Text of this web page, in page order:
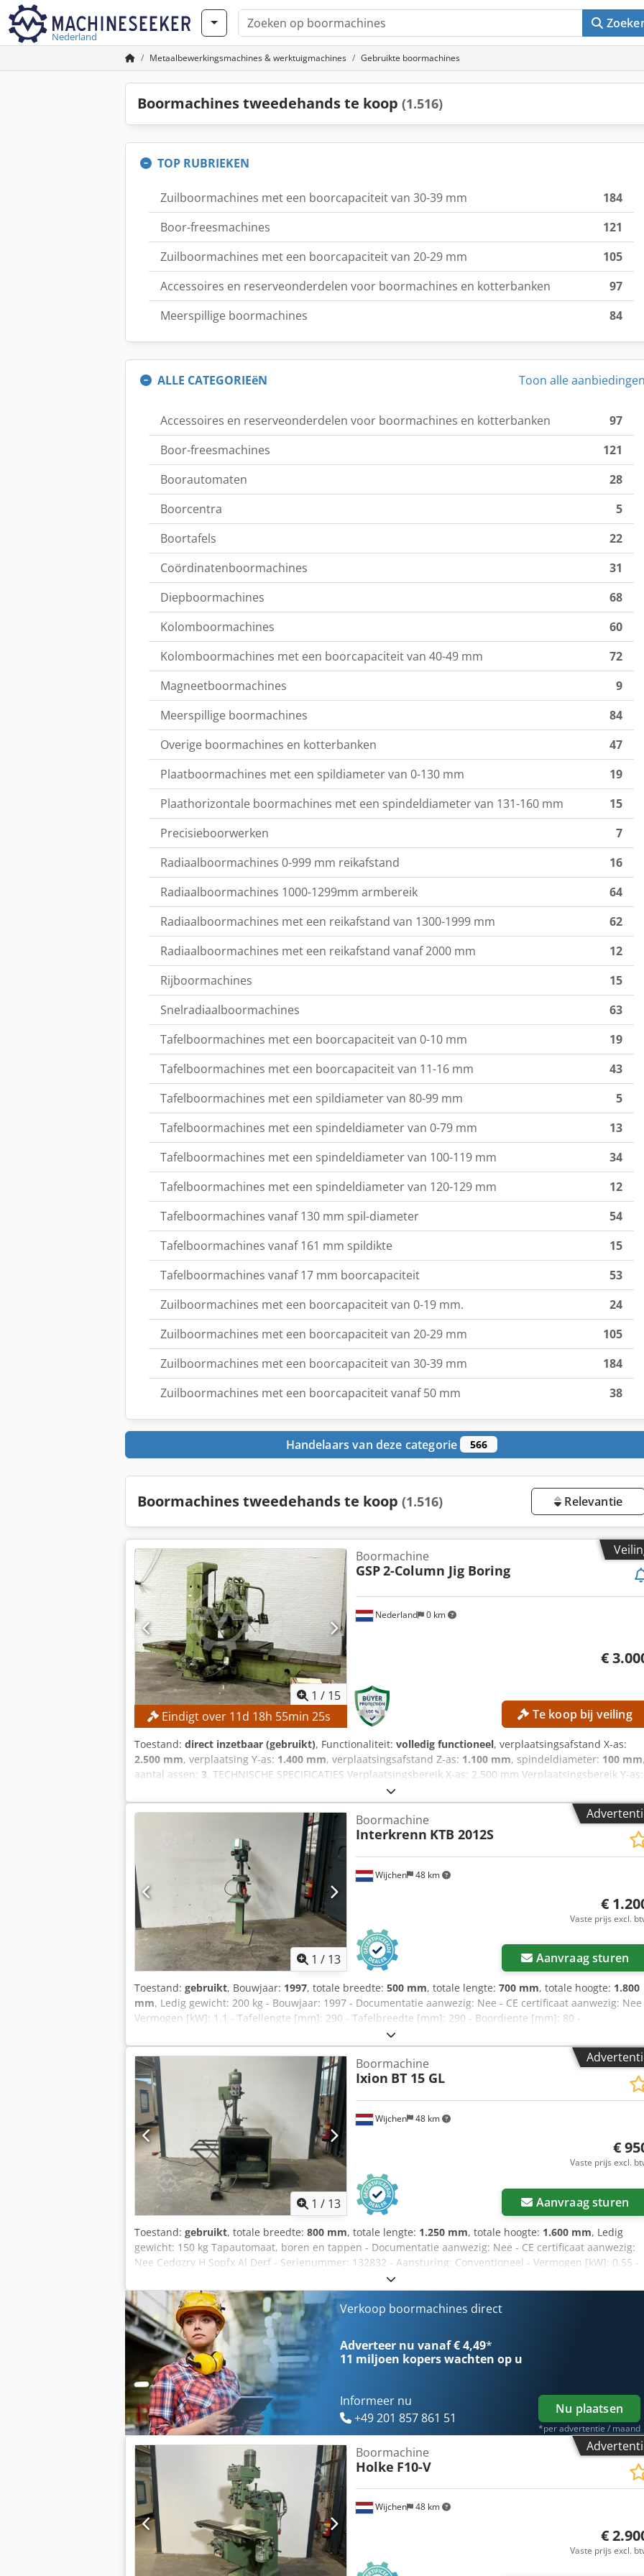
Nederland
Metaalbewerkingsmachines & werktuigmachines Gebruikte boormachines
Boormachines tweedehands te koop (1.516)
TOP RUBRIEKEN
Zuilboormachines met een boorcapaciteit van 30-39 mm
184
Boor-freesmachines
121
Zuilboormachines met een boorcapaciteit van 20-29 mm
105
Accessoires en reserveonderdelen voor boormachines en kotterbanken
97
Meerspillige boormachines
84
ALLE CATEGORIEëN Toon alle
Accessoires en reserveonderdelen voor boormachines en kotterbanken
97
Boor-freesmachines
121
Boorautomaten
28
Boorcentra
5
Boortafels
22
Coördinatenboormachines
31
Diepboormachines
68
Kolomboormachines
60
Kolomboormachines met een boorcapaciteit van 40-49 mm
72
Magneetboormachines
9
Meerspillige boormachines
84
Overige boormachines en kotterbanken
47
Plaatboormachines met een spildiameter van 0-130 mm
19
Plaathorizontale boormachines met een spindeldiameter van 131-160 mm
15
Precisieboorwerken
7
Radiaalboormachines 0-999 mm reikafstand
16
Radiaalboormachines 1000-1299mm armbereik
64
Radiaalboormachines met een reikafstand van 1300-1999 mm
62
Radiaalboormachines met een reikafstand vanaf 2000 mm
12
Rijboormachines
15
Snelradiaalboormachines
63
Tafelboormachines met een boorcapaciteit van 0-10 mm
19
Tafelboormachines met een boorcapaciteit van 11-16 mm
43
Tafelboormachines met een spildiameter van 80-99 mm
5
Tafelboormachines met een spindeldiameter van 0-79 mm
13
Tafelboormachines met een spindeldiameter van 100-119 mm
34
Tafelboormachines met een spindeldiameter van 120-129 mm
12
Tafelboormachines vanaf 130 mm spil-diameter
54
Tafelboormachines vanaf 161 mm spildikte
15
Tafelboormachines vanaf 17 mm boorcapaciteit
53
Zuilboormachines met een boorcapaciteit van 0-19 mm.
24
Zuilboormachines met een boorcapaciteit van 20-29 mm
105
Zuilboormachines met een boorcapaciteit van 30-39 mm
184
Zuilboormachines met een boorcapaciteit vanaf 50 mm
38
Handelaars van deze categorie 566
Boormachines tweedehands te koop (1.516) Relevantie
1 / 15
Eindigt over 11d 18h 55min24s
Nederland 0 km
Boormachine
GSP2-Column Jig Boring
€
Te koop bij veiling
Toestand: direct inzetbaar (gebruikt), Functionaliteit: volledig functioneel, verplaatsingsafstand X-as:
2.500 mm, verplaatsing Y-as: 1.400 mm, verplaatsingsafstand Z-as: 1.100 mm, spindeldiameter: 100 mm
aantal assen: 3, TECHNISCHE SPECIFICATIES Verplaatsingsbereik X-as: 2.500 mm Verplaatsingsbereik Y-as:
1.400 mm Verplaatsingsbereik Z-as: 1.000 mm Crodpfx Alszrmnce Dsf Spindeldiameter: 100 mm
2.200 mm Tafelbreedte: 1.500 mm MACHINEKENMERKEN Aansturing: Conventioneel Aantal assen: 3
1 / 13
Wijchen 48 km
Boormachine
Interkrenn KTB 2012S
€
Vaste prijs excl.
Aanvraag sturen
Toestand: gebruikt, Bouwjaar: 1997, totale breedte: 500 mm, totale lengte: 700 mm, totale hoogte: 1.800
mm, Ledig gewicht: 200 kg - Bouwjaar: 1997 - Documentatie aanwezig: Nee - CE certificaat aanwezig: Nee
Vermogen [kW]: 1.1 - Tafellengte [mm]: 290 - Tafelbreedte [mm]: 290 - Boordiepte [mm]: 80 -
Boorcapaciteit [mm]: 20 - Uitlading [mm]: 225 - Min. spindelsnelheid [rpm]: 210 - Max. spindelsnelheid
[rpm]: 2580 - Transportafmetingen: 700mm x 500mm x 1800mm (l x b x h) - Transportgewicht [kg]: 200kg -
Transportcolli [st.]: 1 Financiële informatie BTW: De getoonde prijs is exclusief BTW Credpfxezry Nto Al
BTW/marge: BTW verrekenbaar voor ondernemers Levering en inruil altijd mogelijk van alles in de
industriële sectoren Lukas van Rossum
1 / 13
Wijchen 48 km
Boormachine
Ixion BT 15 GL
€
Vaste prijs excl.
Aanvraag sturen
Toestand: gebruikt, totale breedte: 800 mm, totale lengte: 1.250 mm, totale hoogte: 1.600 mm, Ledig
gewicht: 150 kg Tapautomaat, boren en tappen - Documentatie aanwezig: Nee - CE certificaat aanwezig:
Nee Cedozry H Sopfx Al Derf - Serienummer: 132832 - Aansturing: Conventioneel - Vermogen [kW]: 0.55 -
Tafellengte [mm]: 290 - Tafelbreedte [mm]: 225 - Min. spindelsnelheid [rpm]: 320 - Max. spindelsnelheid
[rpm]: 1600 - Transportafmetingen: 1250mm x 800mm x 1600mm (l x b x h) - Transportgewicht [kg]: 150kg
Financiële informatie BTW: De getoonde prijs is exclusief BTW BTW/marge: BTW verrekenbaar voor
ondernemers Levering en inruil altijd mogelijk van alles in de industriële sectoren Lukas van Rossum
Verkoop boormachines direct
Adverteer nu vanaf € 4,49*
11 miljoen koperswachten op u
Informeer nu
+49 201 857 861 51
Nu plaatsen
*per advertentie / maand
Wijchen 48 km
Boormachine
Holke F10-V
€
Vaste prijs excl.